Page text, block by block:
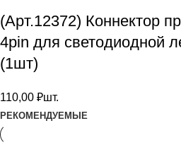
(Арт.12372) Коннектор
4pin для светодиодной
(1шт)
110,00 ₽шт.
РЕКОМЕНДУЕМЫЕ